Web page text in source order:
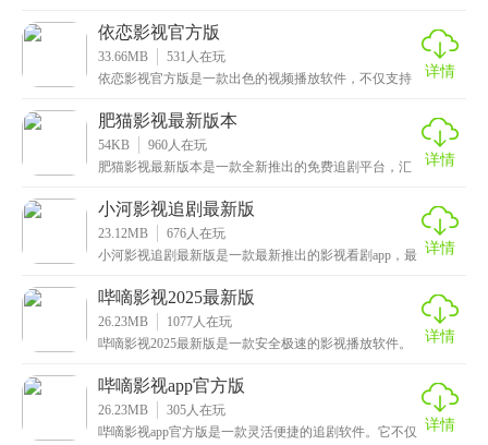
影
依恋影视官方版
33.66MB 531 人在玩
依恋影视官方版是一款出色的视频播放软件，不仅支持
获得
详情
肥猫影视最新版本
54KB 960 人在玩
肥猫影视最新版本是一款全新推出的免费追剧平台，汇
容免
详情
小河影视追剧最新版
23.12MB 676 人在玩
小河影视追剧最新版是一款最新推出的影视看剧app，最 详情
哔嘀影视2025最新版
26.23MB 1077 人在玩
哔嘀影视2025最新版是一款安全极速的影视播放软件。
详情
哔嘀影视app官方版
26.23MB 305 人在玩
哔嘀影视app官方版是一款灵活便捷的追剧软件。它不仅
详情